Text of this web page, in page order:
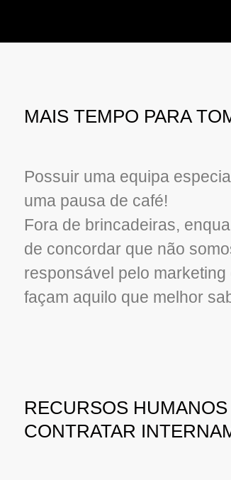
MAIS TEMPO PARA
Possuir uma equipa
uma pausa de café!
Fora de brincadeiras,
de concordar que não
responsável pelo
façam aquilo que melhor
RECURSOS
CONTRATAR